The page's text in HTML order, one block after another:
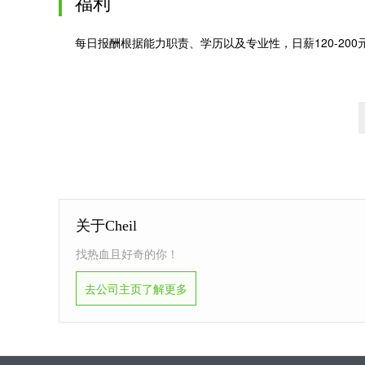
每日报酬根据能力职责、学历以及专业性，日薪120-200元
关于Cheil
找热血且好奇的你！
去公司主页了解更多